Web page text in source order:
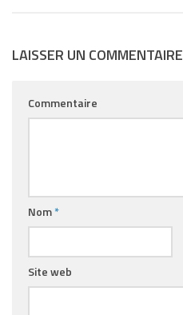
LAISSER UN COMMENTAIRE
Commentaire
Nom*
Site web